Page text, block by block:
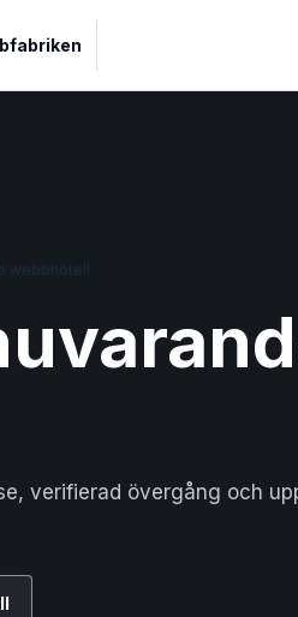
webbhotell
verifierad övergång och